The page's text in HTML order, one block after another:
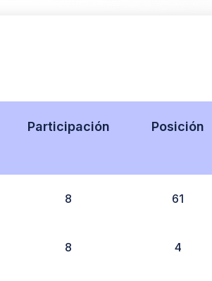
Participación Posición
8 61
8 4